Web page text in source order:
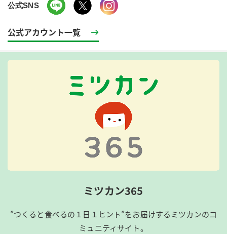
公式SNS
公式アカウント一覧
ミツカン365
”つくると食べるの１日１ヒント”をお届けするミツカンのコ
ミュニティサイト。